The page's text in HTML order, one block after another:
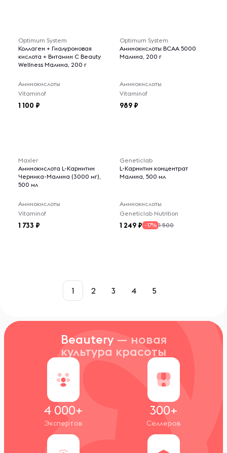
Optimum System
Коллаген + Гиалуроновая
кислота + Витамин С Beauty
Wellness Малина, 200 г
Аминокислоты
Vitaminof
1 100
Optimum System
Аминокислоты BCAA 5000
Малина, 200 г
Аминокислоты
Vitaminof
989
Maxler
Аминокислота L-Карнитин
Черника-Малина (3000 мг),
500 мл
Аминокислоты
Vitaminof
1 733
Geneticlab
L-Карнитин концентрат
Малина, 500 мл
Аминокислоты
Geneticlab Nutrition
1 249 -17% 1 500
1 2 3 4 5
Beautery — новая
культура красоты
4 000+
Экспертов
300+
Селлеров